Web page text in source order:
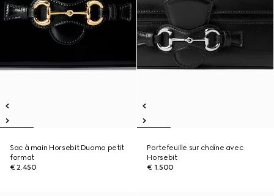
Sac à main Horsebit Duomo petit
format
€ 2.450
Portefeuille sur chaîne avec
Horsebit
€ 1.500